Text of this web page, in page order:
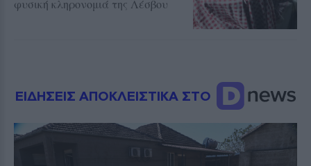
φυσική κληρονομιά της Λέσβου
ΕΙΔΗΣΕΙΣ ΑΠΟΚΛΕΙΣΤΙΚΑ ΣΤΟ